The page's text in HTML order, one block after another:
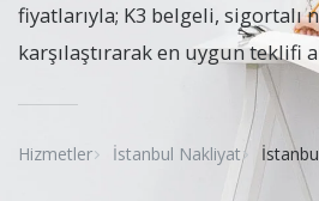
fiyatlarıyla; K3 belgeli, sigortalı
karşılaştırarak en uygun teklifi
Hizmetler İstanbul Nakliyat